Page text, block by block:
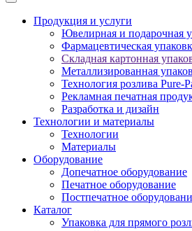
Продукция и услуги
Ювелирная и подарочная
Фармацевтическая
Складная картонная
Металлизированная
Технология розлива Pure-
Рекламная печатная
Разработка и дизайн
Технологии и материалы
Технологии
Материалы
Оборудование
Допечатное оборудование
Печатное оборудование
Постпечатное
Каталог
Упаковка для прямого